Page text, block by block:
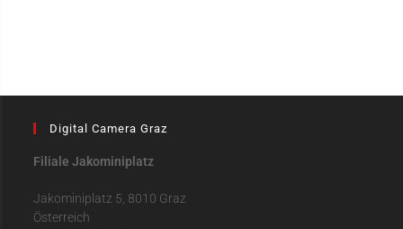
Digital Camera Graz
Filiale Jakominiplatz
Jakominiplatz 5, 8010 Graz
Österreich